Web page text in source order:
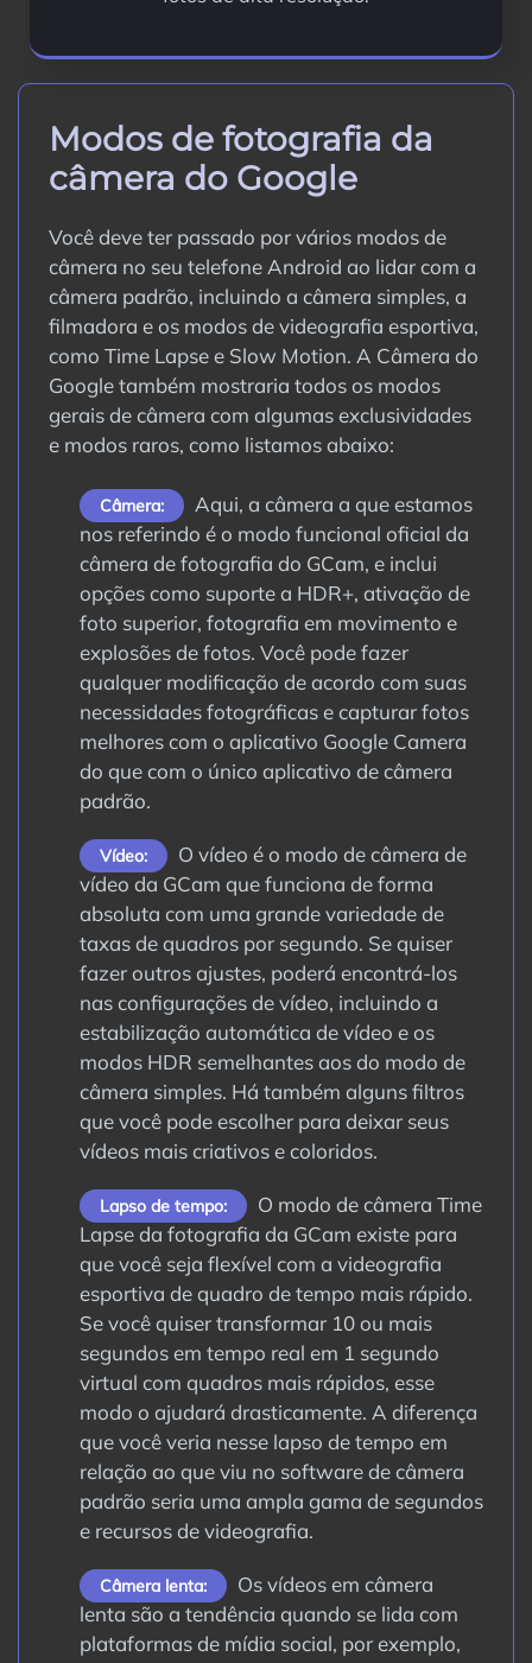
Modos de fotografia da
câmera do Google
Você deve ter passado por vários modos de
câmera no seu telefone Android ao lidar com a
câmera padrão, incluindo a câmera simples, a
filmadora e os modos de videografia esportiva,
como Time Lapse e Slow Motion. A Câmera do
Google também mostraria todos os modos
gerais de câmera com algumas exclusividades
e modos raros, como listamos abaixo:
Câmera:
Aqui, a câmera a que estamos
nos referindo é o modo funcional oficial da
câmera de fotografia do GCam, e inclui
opções como suporte a HDR+, ativação de
foto superior, fotografia em movimento e
explosões de fotos. Você pode fazer
qualquer modificação de acordo com suas
necessidades fotográficas e capturar fotos
melhores com o aplicativo Google Camera
do que com o único aplicativo de câmera
padrão.
Vídeo:
O vídeo é o modo de câmera de
vídeo da GCam que funciona de forma
absoluta com uma grande variedade de
taxas de quadros por segundo. Se quiser
fazer outros ajustes, poderá encontrá-los
nas configurações de vídeo, incluindo a
estabilização automática de vídeo e os
modos HDR semelhantes aos do modo de
câmera simples. Há também alguns filtros
que você pode escolher para deixar seus
vídeos mais criativos e coloridos.
Lapso de tempo:
O modo de câmera Time
Lapse da fotografia da GCam existe para
que você seja flexível com a videografia
esportiva de quadro de tempo mais rápido.
Se você quiser transformar 10 ou mais
segundos em tempo real em 1 segundo
virtual com quadros mais rápidos, esse
modo o ajudará drasticamente. A diferença
que você veria nesse lapso de tempo em
relação ao que viu no software de câmera
padrão seria uma ampla gama de segundos
e recursos de videografia.
Câmera lenta:
Os vídeos em câmera
lenta são a tendência quando se lida com
plataformas de mídia social, por exemplo,